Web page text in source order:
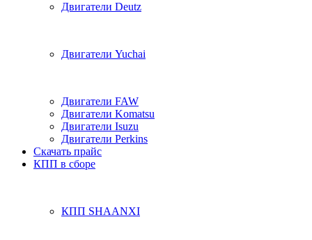
Двигатели Deutz
Двигатели Yuchai
Двигатели FAW
Двигатели Komatsu
Двигатели Isuzu
Двигатели Perkins
Скачать прайс
КПП в сборе
КПП SHAANXI